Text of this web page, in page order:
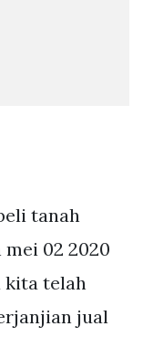
tanah
02 2020
kita telah
jual